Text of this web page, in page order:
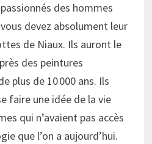
des hommes
devez absolument leur
de Niaux. Ils auront le
des peintures
plus de 10 000 ans. Ils
faire une idée de la vie
qui n’avaient pas accès
que l’on a aujourd’hui.